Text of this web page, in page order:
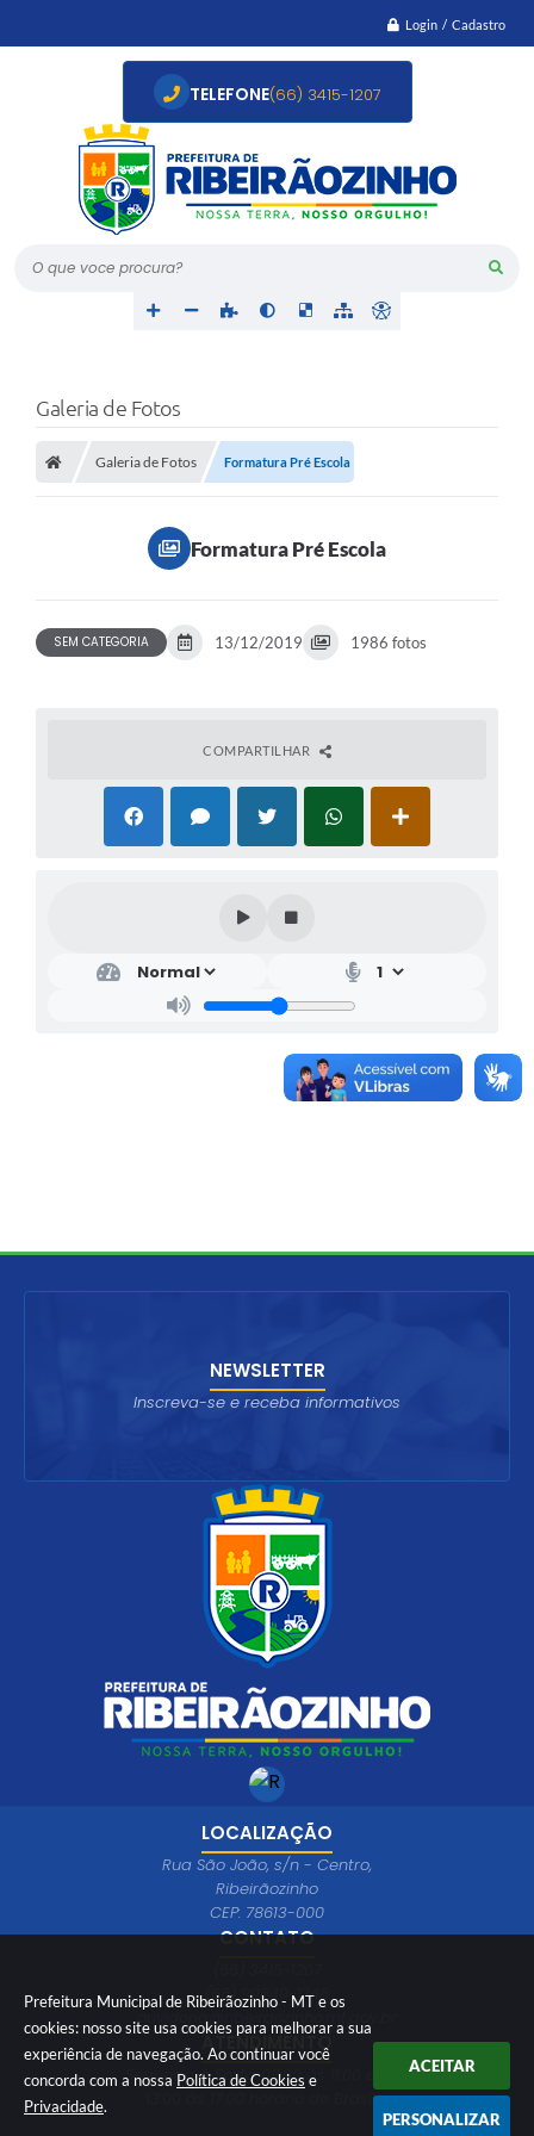
Prefeitura Municipal de Ribeirãozinho - MT e os
cookies: nosso site usa cookies para melhorar a sua
experiência de navegação. Ao continuar você
concorda com a nossa Política de Cookies e
Privacidade.
ACEITAR
PERSONALIZAR
Login / Cadastro
O que voce procura?
TELEFONE(66) 3415-1207
Galeria de Fotos
Galeria de Fotos Formatura Pré Escola
Formatura Pré Escola
SEM CATEGORIA 13/12/2019 1986 fotos
COMPARTILHAR
LOCALIZAÇÃO
Rua São João, s/n - Centro,
Ribeirãozinho
CEP: 78613-000
CONTATO
(66) 99649-1746
ouvidoria@ribeiraozinho.mt.gov.br
ATENDIMENTO
Segunda à Sexta 08:00 às 11:00 e das
13:00 às 17:00 horário de Brasília
NEWSLETTER
Inscreva-se e receba informativos